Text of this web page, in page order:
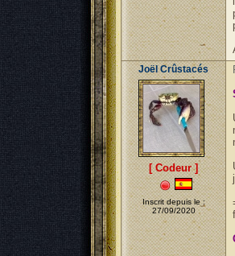
Joël Crûstacés
[ Codeur ]
Inscrit depuis le :
27/09/2020